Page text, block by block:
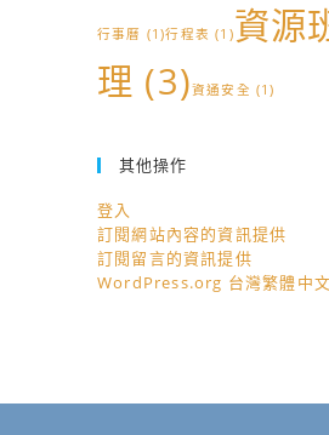
行事曆 (1)行程表 (1)資源
理 (3)資通安全 (1)
其他操作
登入
訂閱網站內容的資訊提供
訂閱留言的資訊提供
WordPress.org 台灣繁體中文